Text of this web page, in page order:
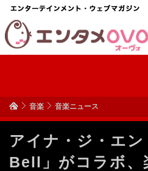
音楽 音楽ニュース
アイナ・ジ・エ
Bell」がコラボ、